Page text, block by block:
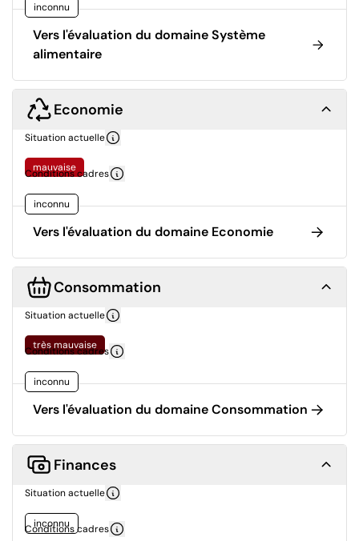
inconnu
Vers l'évaluation du domaine Système
alimentaire
Economie
Situation actuelle
mauvaise
Conditions cadres
inconnu
Vers l'évaluation du domaine Economie
Consommation
Situation actuelle
très mauvaise
Conditions cadres
inconnu
Vers l'évaluation du domaine Consommation
Finances
Situation actuelle
inconnu
Conditions cadres